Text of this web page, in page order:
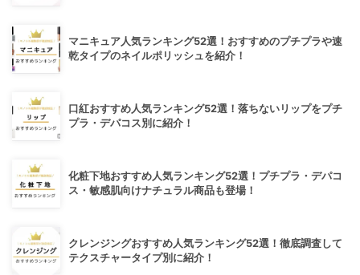
マニキュア人気ランキング52選！おすすめのプチプラや速
乾タイプのネイルポリッシュを紹介！
口紅おすすめ人気ランキング52選！落ちないリップをプチ
プラ・デパコス別に紹介！
化粧下地おすすめ人気ランキング52選！プチプラ・デパコ
ス・敏感肌向けナチュラル商品も登場！
クレンジングおすすめ人気ランキング52選！徹底調査して
テクスチャータイプ別に紹介！